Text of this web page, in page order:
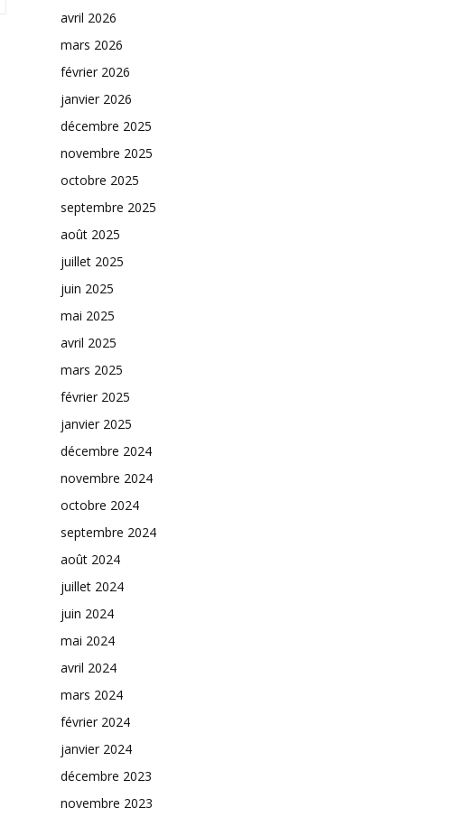
avril 2026
mars 2026
février 2026
janvier 2026
décembre 2025
novembre 2025
octobre 2025
septembre 2025
août 2025
juillet 2025
juin 2025
mai 2025
avril 2025
mars 2025
février 2025
janvier 2025
décembre 2024
novembre 2024
octobre 2024
septembre 2024
août 2024
juillet 2024
juin 2024
mai 2024
avril 2024
mars 2024
février 2024
janvier 2024
décembre 2023
novembre 2023